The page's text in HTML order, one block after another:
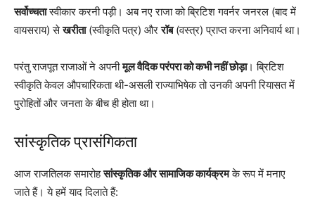
सर्वोच्चतास्वीकार करनी पड़ी। अब नए राजा को ब्रिटिश गवर्नर जनरल (बाद में
वायसराय) सेखरीता(स्वीकृति पत्र) औररॉब(वस्त्र) प्राप्त करना अनिवार्य था।
परंतु राजपूत राजाओं ने अपनीमूल वैदिक परंपरा को कभी नहीं छोड़ा। ब्रिटिश
स्वीकृति केवल औपचारिकता थी-असली राज्याभिषेक तो उनकी अपनी रियासत में
पुरोहितों और जनता के बीच ही होता था।
सांस्कृतिक प्रासंगिकता
आज राजतिलक समारोहसांस्कृतिक और सामाजिक कार्यक्रमके रूप में मनाए
जाते हैं। ये हमें याद दिलाते हैं: